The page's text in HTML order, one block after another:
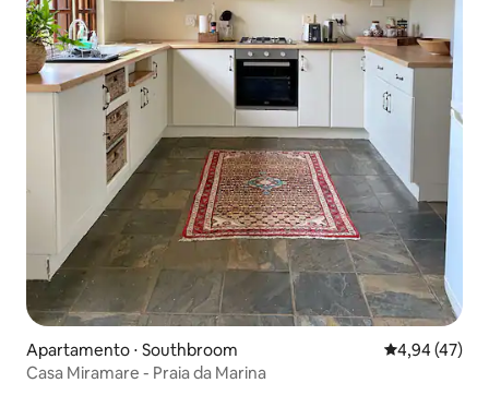
Apartamento ⋅ Southbroom 4,94 de uma
4,94 (47)
Casa Miramare - Praia da Marina